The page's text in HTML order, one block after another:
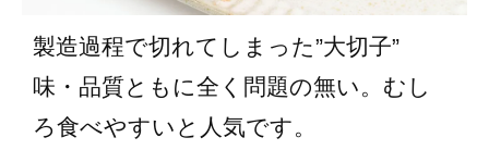
製造過程で切れてしまった”大切子”
味・品質ともに全く問題の無い。むし
ろ食べやすいと人気です。